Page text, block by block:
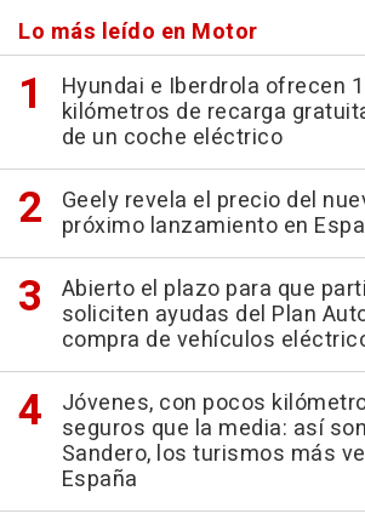
Lo más leído en Motor
Hyundai e Iberdrola ofrecen
kilómetros de recarga
de un coche eléctrico
Geely revela el precio del
próximo lanzamiento en
Abierto el plazo para que
soliciten ayudas del Plan
compra de vehículos
Jóvenes, con pocos
seguros que la media: así
Sandero, los turismos más
España